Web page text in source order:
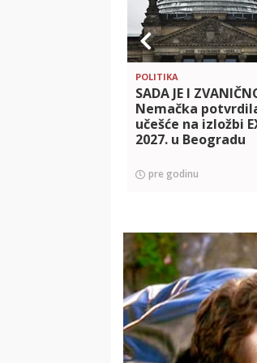
POLITIKA
SADA JE I
Nemačka
učešće na izložbi
2027. u Beogradu
pre godinu